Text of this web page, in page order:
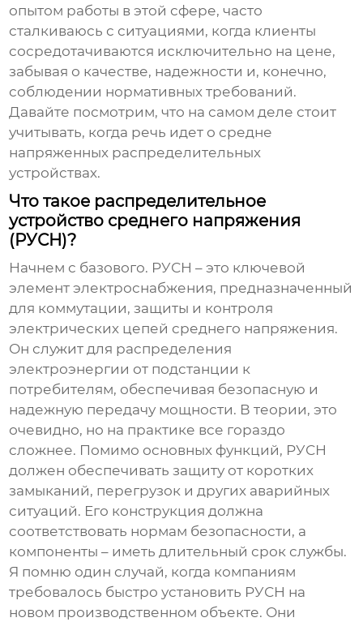
опытом работы в этой сфере, часто
сталкиваюсь с ситуациями, когда клиенты
сосредотачиваются исключительно на цене,
забывая о качестве, надежности и, конечно,
соблюдении нормативных требований.
Давайте посмотрим, что на самом деле стоит
учитывать, когда речь идет о средне
напряженных распределительных
устройствах.
Что такое распределительное
устройство среднего напряжения
(РУСН)?
Начнем с базового. РУСН – это ключевой
элемент электроснабжения, предназначенный
для коммутации, защиты и контроля
электрических цепей среднего напряжения.
Он служит для распределения
электроэнергии от подстанции к
потребителям, обеспечивая безопасную и
надежную передачу мощности. В теории, это
очевидно, но на практике все гораздо
сложнее. Помимо основных функций, РУСН
должен обеспечивать защиту от коротких
замыканий, перегрузок и других аварийных
ситуаций. Его конструкция должна
соответствовать нормам безопасности, а
компоненты – иметь длительный срок службы.
Я помню один случай, когда компаниям
требовалось быстро установить РУСН на
новом производственном объекте. Они